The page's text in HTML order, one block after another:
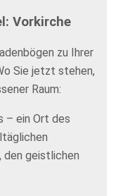
Vorkirche
zu Ihrer
Sie jetzt stehen,
Raum:
– ein Ort des
den geistlichen